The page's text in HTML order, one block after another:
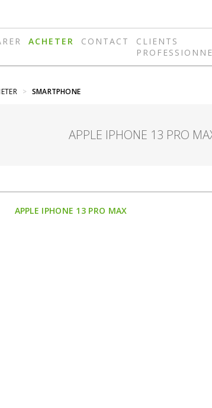
ACHETER CONTACT
CLIENTS
> SMARTPHONE
APPLE IPHONE 13 PRO
APPLE IPHONE 13 PRO MAX